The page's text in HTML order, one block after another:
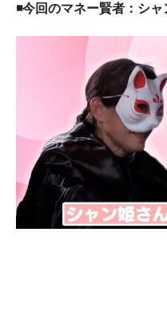
◾️今回のマネー賢者：シ